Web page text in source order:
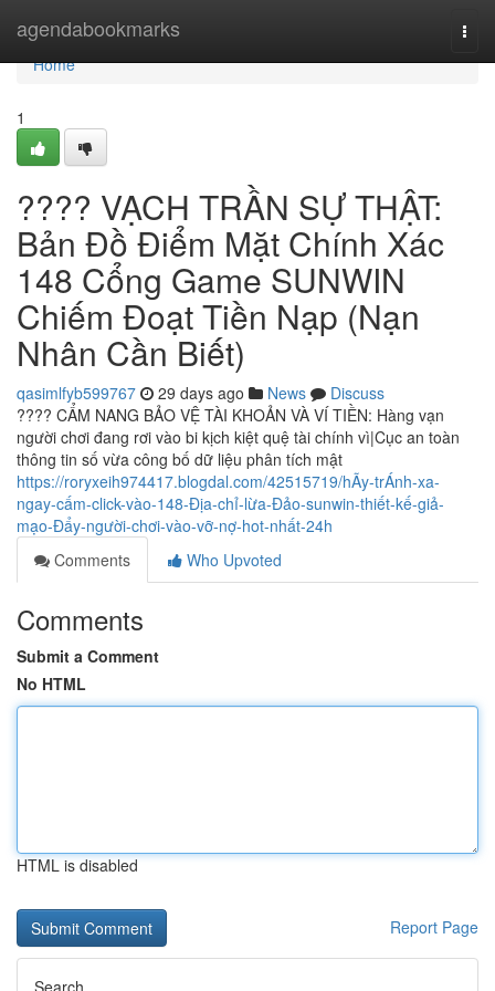
agendabookmarks
Home
Home
1
???? VẠCH TRẦN SỰ THẬT:
Bản Đồ Điểm Mặt Chính Xác
148 Cổng Game SUNWIN
Chiếm Đoạt Tiền Nạp (Nạn
Nhân Cần Biết)
qasimlfyb599767 29 days ago News
Discuss
???? CẨM NANG BẢO VỆ TÀI KHOẢN VÀ VÍ TIỀN: Hàng vạn
người chơi đang rơi vào bi kịch kiệt quệ tài chính vì|Cục an toàn
thông tin số vừa công bố dữ liệu phân tích mật
https://roryxeih974417.blogdal.com/42515719/hÃy-trÁnh-xa-
ngay-cấm-click-vào-148-Địa-chỉ-lừa-Đảo-sunwin-thiết-kế-giả-
mạo-Đẩy-người-chơi-vào-vỡ-nợ-hot-nhất-24h
Comments
Who Upvoted
Comments
Submit a Comment
No HTML
HTML is disabled
Report Page
Search